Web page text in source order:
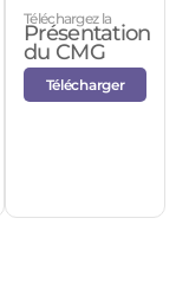
Téléchargez la
Présentation
du CMG
Télécharger